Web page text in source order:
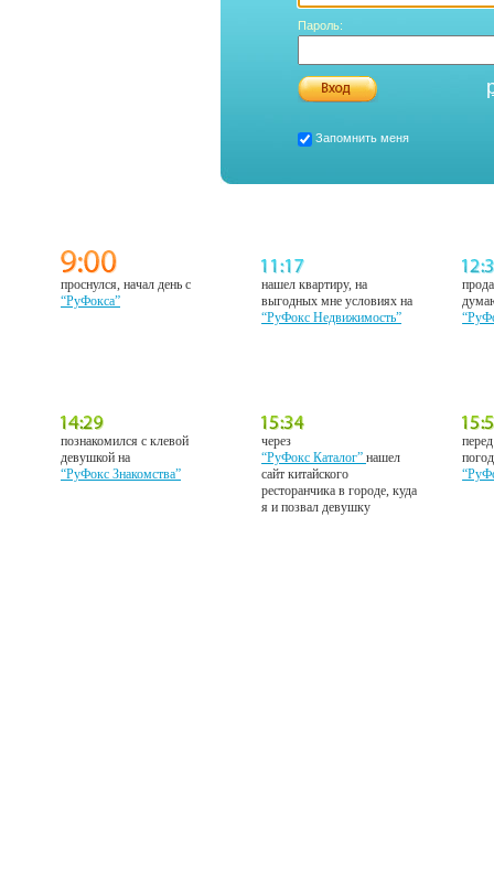
Пароль:
Запомнить меня
проснулся, начал день с
“РуФокса”
нашел квартиру, на
выгодных мне условиях на
“РуФокс Недвижимость”
познакомился с клевой
девушкой на
“РуФокс Знакомства”
через
“РуФокс Каталог”нашел
сайт китайского
ресторанчика в городе, куда
я и позвал девушку